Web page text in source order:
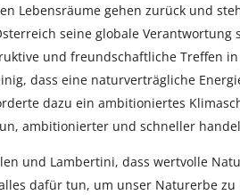
Lebensräume gehen zurück und
seine globale Verantwortung
und freundschaftliche Treffen
dass eine naturverträgliche
dazu ein ambitioniertes
ambitionierter und schneller
und Lambertini, dass wertvolle
dafür tun, um unser Naturerbe